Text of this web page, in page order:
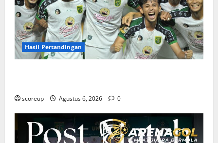
Hasil Pertandingan
scoreup Agustus 6, 2026 0